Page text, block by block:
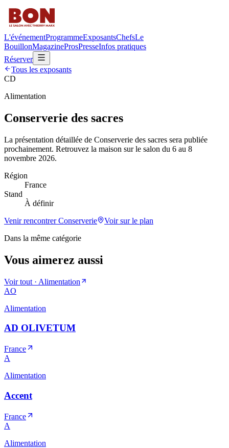
L'événementProgrammeExposantsChefsLe
BouillonMagazineProsPresseInfos pratiques
Réserver
Tous les exposants
CD
Alimentation
Conserverie des sacres
La présentation détaillée de Conserverie des sacres sera publiée
prochainement. Retrouvez la maison sur le salon du 6 au 8
novembre 2026.
Région
France
Stand
À définir
Venir rencontrerConserverie
Voir sur le plan
Dans la même catégorie
Vous aimerez aussi
Voir tout · Alimentation
AO
Alimentation
AD OLIVETUM
France
A
Alimentation
Accent
France
A
Alimentation